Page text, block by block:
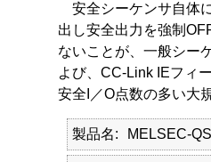
安全シーケンサ自体
出し安全出力を強制
ないことが、一般シー
よび、CC-Link IEフィ
安全I／O点数の多い大
製品名 MELSEC-